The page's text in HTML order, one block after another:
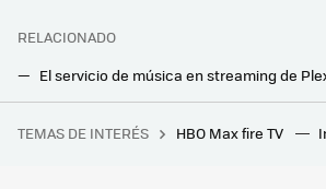
RELACIONADO
28 autoras para informarse y reflexionar
TEMAS DE INTERÉS HBO Max fire TV